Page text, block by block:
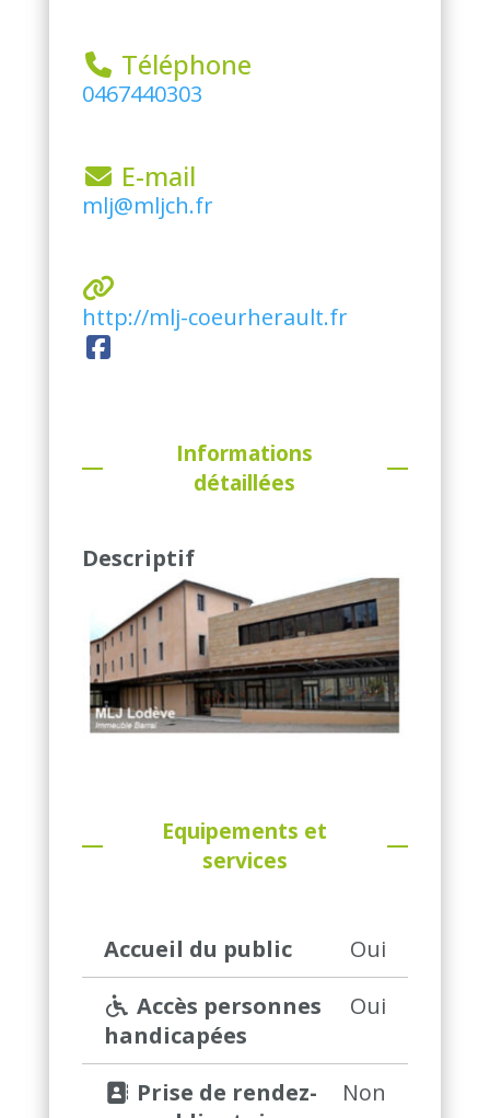
Téléphone
0467440303
E-mail
mlj@mljch.fr
http://mlj-coeurherault.fr
Informations
détaillées
Descriptif
Equipements et
services
Accueil du public
Oui
Accès personnes
handicapées
Oui
Prise de rendez-
Non